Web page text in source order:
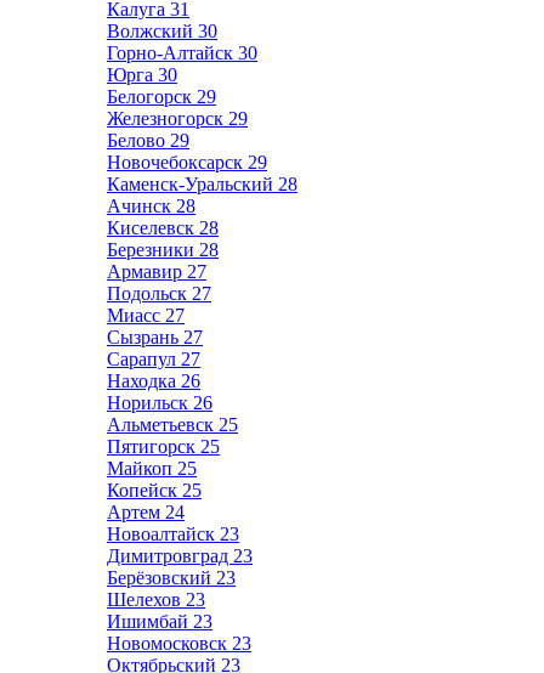
Калуга 31
Волжский 30
Горно-Алтайск 30
Юрга 30
Белогорск 29
Железногорск 29
Белово 29
Новочебоксарск 29
Каменск-Уральский 28
Ачинск 28
Киселевск 28
Березники 28
Армавир 27
Подольск 27
Миасс 27
Сызрань 27
Сарапул 27
Находка 26
Норильск 26
Альметьевск 25
Пятигорск 25
Майкоп 25
Копейск 25
Артем 24
Новоалтайск 23
Димитровград 23
Берёзовский 23
Шелехов 23
Ишимбай 23
Новомосковск 23
Октябрьский 23